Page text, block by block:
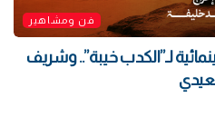
فن ومشاهير
لـ”الكدب خيبة”.. وشريف